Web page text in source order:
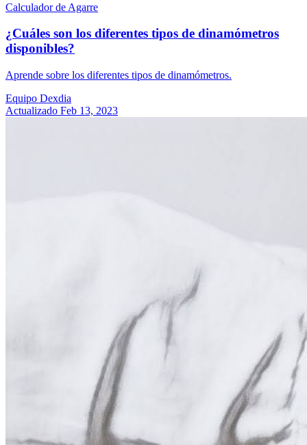
Calculador de Agarre
¿Cuáles son los diferentes tipos de dinamómetros
disponibles?
Aprende sobre los diferentes tipos de dinamómetros.
Equipo Dexdia
Actualizado Feb 13, 2023